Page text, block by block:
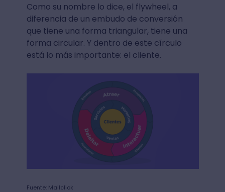
Como su nombre lo dice, el flywheel, a
diferencia de un embudo de conversión
que tiene una forma triangular, tiene una
forma circular. Y dentro de este círculo
está lo más importante: el cliente.
Fuente: Mailclick